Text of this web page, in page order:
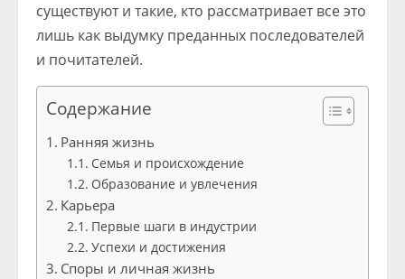
существуют и такие, кто рассматривает все это
лишь как выдумку преданных последователей
и почитателей.
Содержание
Ранняя жизнь
Семья и происхождение
Образование и увлечения
Карьера
Первые шаги в индустрии
Успехи и достижения
Споры и личная жизнь